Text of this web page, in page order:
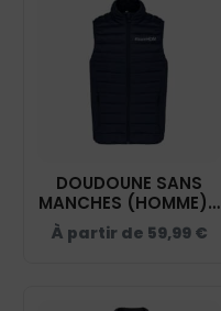
DOUDOUNE SANS
MANCHES (HOMME) -
HARAS DU MANOIR -
K6113
À partir de 59,99 €